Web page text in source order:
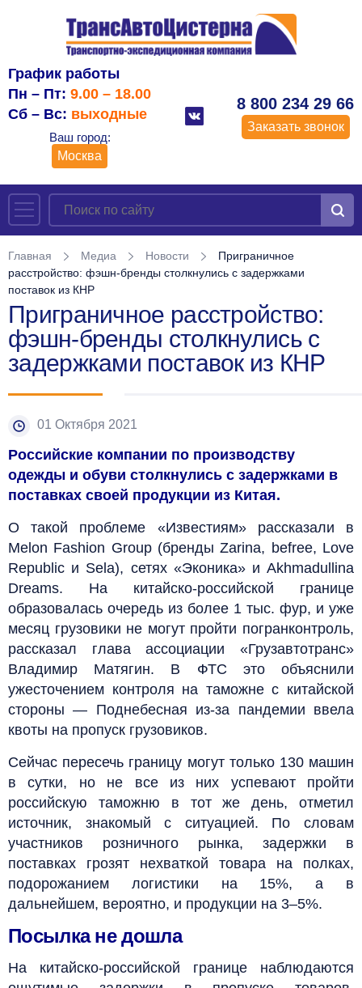
График работы
Пн – Пт: 9.00 – 18.00
Сб – Вс: выходные
Ваш город:
Москва
8 800 234 29 66
Заказать звонок
Главная Медиа Новости
Приграничное
расстройство: фэшн-бренды столкнулись с задержками
поставок из КНР
Приграничное расстройство:
фэшн-бренды столкнулись с
задержками поставок из КНР
01 Октября 2021
Российские компании по производству
одежды и обуви столкнулись с задержками в
поставках своей продукции из Китая.
О такой проблеме «Известиям» рассказали в
Melon Fashion Group (бренды Zarina, befree, Love
Republic и Sela), сетях «Эконика» и Akhmadullina
Dreams. На китайско-российской границе
образовалась очередь из более 1 тыс. фур, и уже
месяц грузовики не могут пройти погранконтроль,
рассказал глава ассоциации «Грузавтотранс»
Владимир Матягин. В ФТС это объяснили
ужесточением контроля на таможне с китайской
стороны — Поднебесная из-за пандемии ввела
квоты на пропуск грузовиков.
Сейчас пересечь границу могут только 130 машин
в сутки, но не все из них успевают пройти
российскую таможню в тот же день, отметил
источник, знакомый с ситуацией. По словам
участников розничного рынка, задержки в
поставках грозят нехваткой товара на полках,
подорожанием логистики на 15%, а в
дальнейшем, вероятно, и продукции на 3–5%.
Посылка не дошла
На китайско-российской границе наблюдаются